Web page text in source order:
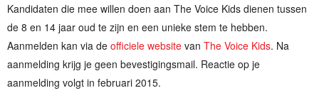
Kandidaten die mee willen doen aan The Voice Kids dienen tussen
de 8 en 14 jaar oud te zijn en een unieke stem te hebben.
Aanmelden kan via de officiele website van The Voice Kids. Na
aanmelding krijg je geen bevestigingsmail. Reactie op je
aanmelding volgt in februari 2015.